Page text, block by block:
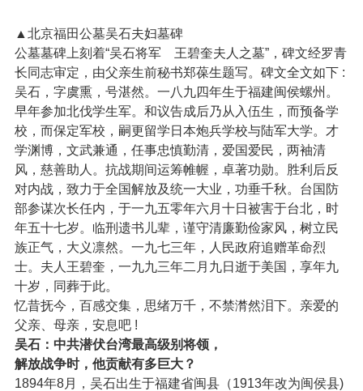
▲北京福田公墓吴石夫妇墓碑
公墓墓碑上刻着“吴石将军 王碧奎夫人之墓”，碑文经罗青
长同志审定，由父亲生前秘书郑葆生题写。碑文全文如下 :
吴石，字虞熏，号湛然。一八九四年生于福建闽侯螺州。
早年参加北伐学生军。和议告成后乃从入伍生，而预备学
校，而保定军校，嗣更留学日本炮兵学校与陆军大学。才
学渊博，文武兼通，任事忠慎勤清，爱国爱民，两袖清
风，慈善助人。抗战期间运筹帷幄，卓著功勋。胜利后反
对内战，致力于全国解放及统一大业，功垂千秋。台国防
部参谋次长任内，于一九五零年六月十日被害于台北，时
年五十七岁。临刑遗书儿辈，谨守清廉勤俭家风，树立民
族正气，大义凛然。一九七三年，人民政府追赠革命烈
士。夫人王碧奎，一九九三年二月九日逝于美国，享年九
十岁，同葬于此。
忆昔抚今，百感交集，思绪万千，不禁潸然泪下。亲爱的
父亲、母亲，安息吧 !
吴石：中共潜伏台湾最高级别将领，
解放战争时，他贡献有多巨大？
1894年8月，吴石出生于福建省闽县（1913年改为闽侯县)